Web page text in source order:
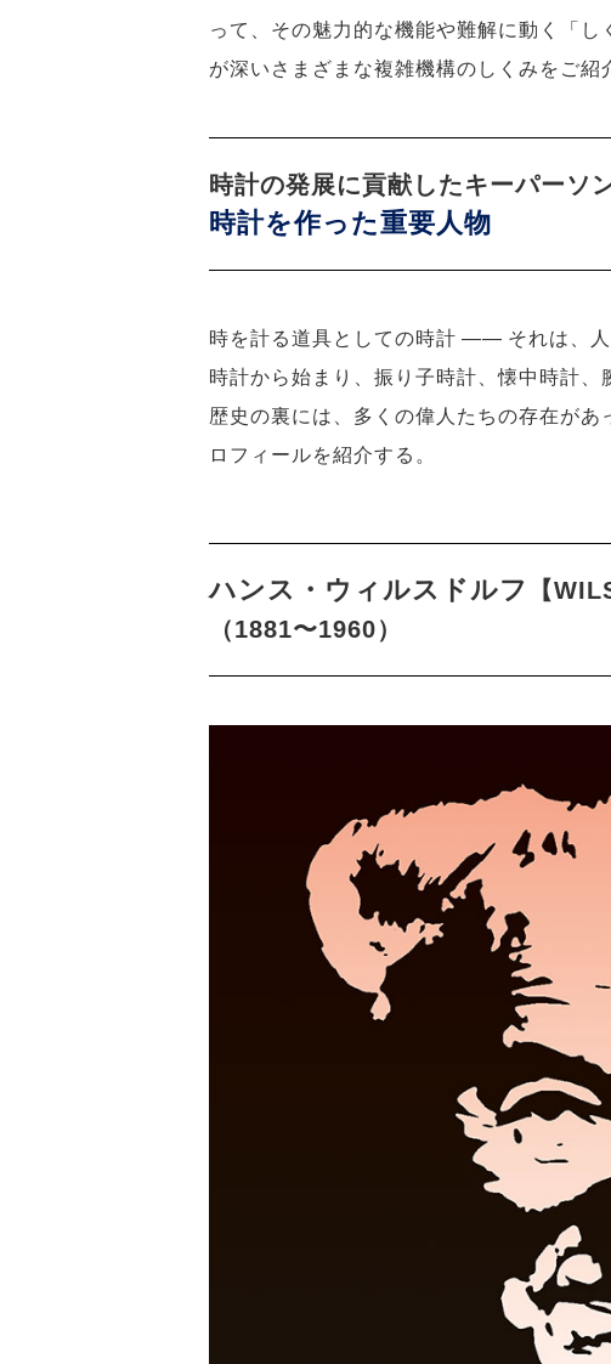
って、その魅力的な機能や難解に動く「
が深いさまざまな複雑機構のしくみをご紹
時計の発展に貢献したキーパーソ
時計を作った重要人物
時を計る道具としての時計 ―― それは、
時計から始まり、振り子時計、懐中時計
歴史の裏には、多くの偉人たちの存在が
ロフィールを紹介する。
ハンス・ウィルスドルフ
【
（1881〜1960）